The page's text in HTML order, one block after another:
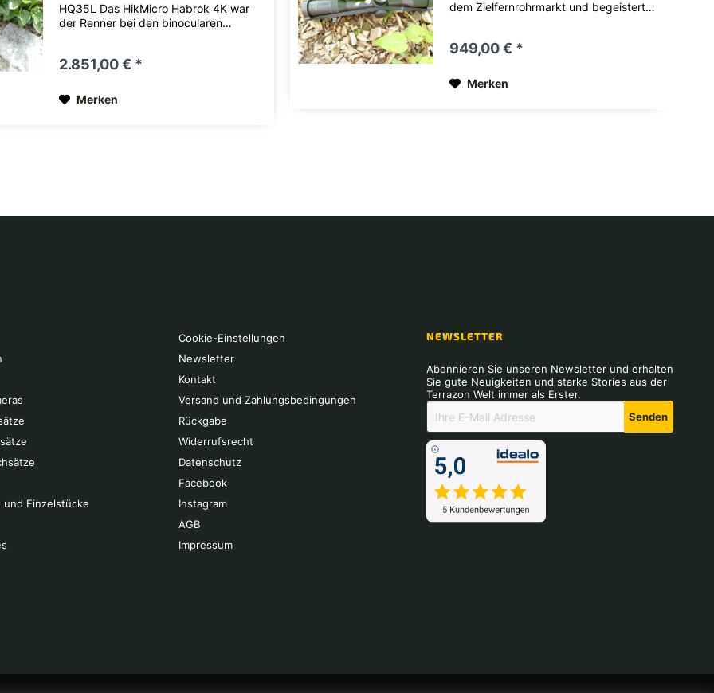
HQ35L Das HikMicro Habrok 4K war
der Renner bei den binocularen
die Tages- und Nachtsicht zum kleinen
2.851,00 € *
Merken
dem Zielfernrohrmarkt und begeistert
Handling. Dieses Modell ist das
949,00 € *
Merken
Einzelstücke
Cookie-Einstellungen
Newsletter
Kontakt
Versand und Zahlungsbedingungen
Rückgabe
Widerrufsrecht
Datenschutz
Facebook
Instagram
AGB
Impressum
NEWSLETTER
Abonnieren Sie unseren Newsletter und erhalten
Sie gute Neuigkeiten und starke Stories aus der
Terrazon Welt immer als Erster.
Senden